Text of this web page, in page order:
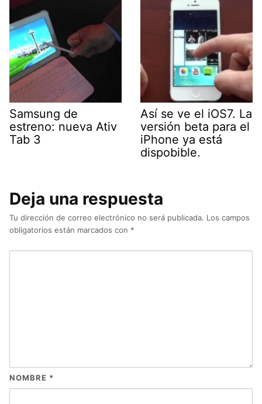
Samsung de
estreno: nueva Ativ
Tab 3
Así se ve el iOS7. La
versión beta para el
iPhone ya está
dispobible.
Deja una respuesta
Tu dirección de correo electrónico no será publicada. Los campos
obligatorios están marcados con *
NOMBRE *